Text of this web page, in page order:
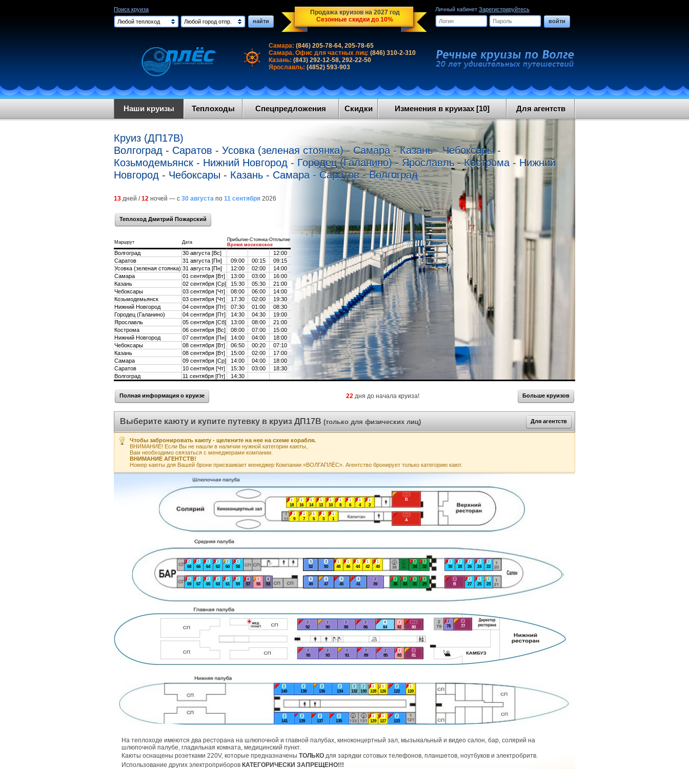
Поиск круиза
Любой теплоход
Любой город отпр. найти
Продажа круизов на 2027 год
Сезонные скидки до 10%
Личный кабинет Зарегистрируйтесь
войти
Самара: (846) 205-78-64, 205-78-65
Самара. Офис для частных лиц: (846) 310-2-310
Казань: (843) 292-12-58, 292-22-50
Ярославль: (4852) 593-903
Наши круизы Теплоходы Спецпредложения Скидки Изменения в круизах [10] Для агентств
Круиз (ДП17В)
Волгоград - Саратов - Усовка (зеленая стоянка) - Самара - Казань - Чебоксары -
Козьмодемьянск - Нижний Новгород - Городец (Галанино) - Ярославль - Кострома - Нижний
Новгород - Чебоксары - Казань - Самара - Саратов - Волгоград
13 дней /12 ночей — с 30 августа по 11 сентября 2026
Теплоход Дмитрий Пожарский
Маршрут Дата
Прибытие-Стоянка-Отплытие
Время московское
Волгоград 30 августа [Вс]
12:00
Саратов
31 августа [Пн] 09:00 00:15
09:15
Усовка (зеленая стоянка) 31 августа [Пн] 12:00 02:00
14:00
Самара
01 сентября [Вт] 13:00 03:00
16:00
Казань
02 сентября [Ср] 15:30 05:30
21:00
Чебоксары
03 сентября [Чт] 08:00 06:00
14:00
Козьмодемьянск
03 сентября [Чт] 17:30 02:00
19:30
Нижний Новгород
04 сентября [Пт] 07:30 01:00
08:30
Городец (Галанино)
04 сентября [Пт] 14:30 04:30
19:00
Ярославль
05 сентября [Сб] 13:00 08:00
21:00
Кострома
06 сентября [Вс] 08:00 07:00
15:00
Нижний Новгород
07 сентября [Пн] 14:00 04:00
18:00
Чебоксары
08 сентября [Вт] 06:50 00:20
07:10
Казань
08 сентября [Вт] 15:00 02:00
17:00
Самара
09 сентября [Ср] 14:00 04:00
18:00
Саратов
10 сентября [Чт] 15:30 03:00
18:30
Волгоград
11 сентября [Пт] 14:30
Полная информация о круизе 22 дня до начала круиза! Больше круизов
Выберите каюту и купите путевку в круиз ДП17В (только для физических лиц) Для агентств
Чтобы забронировать каюту - щелкните на нее на схеме корабля.
ВНИМАНИЕ! Если Вы не нашли в наличии нужной категории каюты,
Вам необходимо связаться с менеджерами компании.
ВНИМАНИЕ АГЕНТСТВ!
Номер каюты для Вашей брони присваивает менеджер Компании «ВОЛГАПЛЁС». Агентство бронирует только категорию кают.
1
1
1
10
1
12
1
120
2
122
2
123
1
126
1
127
1
128
1
129
2
130
2
132
2
134
2
135
2
136
2
137
2
138
2
139
1
14
2
140
2
141
1
16
1
18
1
2
2
22
2
23
2
24
2
25
2
26
2
27
2
28
2
29
1
3
2
30
2
31
2
32
2
33
2
34
2
35
2
39
1
4
1
40
3
41
1
42
1
44
3
45
1
46
3
47
1
48
3
49
1
5
3
50
3
52
4
53
2
55
4
57
2
58
2
59
1
6
2
60
2
61
2
62
2
63
2
64
2
65
2
66
2
67
2
68
2
69
1
7
2
77
2
78
1
8
2+1
80
2
81
2
82
2
83
4
84
2
85
2
86
2
88
2
89
1
9
2
90
2
91
2
92
2
93
2
95
2+1
А
2+1
Б
2
В
На теплоходе имеются два ресторана на шлюпочной и главной палубах, киноконцертный зал, мызыкальный и видео салон, бар, солярий на
шлюпочной палубе, гладильная комната, медицинский пункт.
Каюты оснащены розетками 220V, которые предназначены ТОЛЬКО для зарядки сотовых телефонов, планшетов, ноутбуков и электробритв.
Использование других электроприборов КАТЕГОРИЧЕСКИ ЗАПРЕЩЕНО!!!